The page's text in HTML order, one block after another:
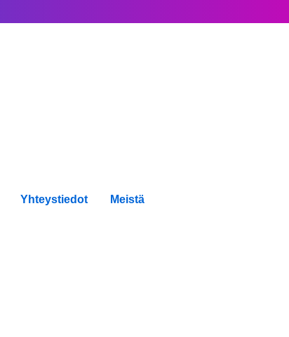
Yhteystiedot Meistä